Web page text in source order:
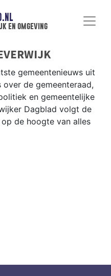
en omgeving
gemeentenieuws uit
de gemeenteraad,
en gemeentelijke
Dagblad volgt de
de hoogte van alles